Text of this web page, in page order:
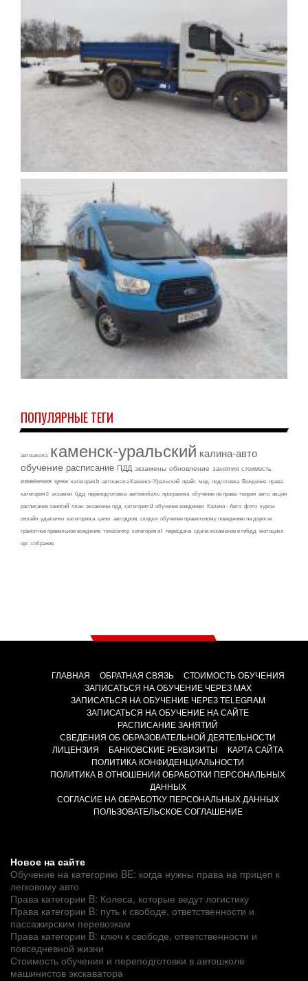
ПОПУЛЯРНЫЕ ТЕГИ
автошкола каменск-уральский калина-авто
обучение расписание ПДД экзамены обновление занятия стоимость
изменения цена категория b автошкола Каменск-Уральский прайс мед. подготовка Вождение права
категория c экзамен бдд переподготовка автомобиль программа обучение на права теория авто акция
расписание занятий план экзамены пдд категория d обучение вождению Калина - Авто фото курсы
онлайн удаленно категория а цены автодром скидки обучение правильному поведению на дорогах
грамотное правильное вождение техосмотр категория а1 пересдача сдача экзаменов в гибдд мотоцикл
орг. собрание
ГЛАВНАЯ ОБРАТНАЯ СВЯЗЬ
СТОИМОСТЬ ОБУЧЕНИЯ
ЗАПИСАТЬСЯ НА ОБУЧЕНИЕ ЧЕРЕЗ MAX
ЗАПИСАТЬСЯ НА ОБУЧЕНИЕ ЧЕРЕЗ TELEGRAM
ЗАПИСАТЬСЯ НА ОБУЧЕНИЕ НА САЙТЕ
РАСПИСАНИЕ ЗАНЯТИЙ
СВЕДЕНИЯ ОБ ОБРАЗОВАТЕЛЬНОЙ ДЕЯТЕЛЬНОСТИ
ЛИЦЕНЗИЯ
БАНКОВСКИЕ РЕКВИЗИТЫ
КАРТА САЙТА
ПОЛИТИКА КОНФИДЕНЦИАЛЬНОСТИ
ПОЛИТИКА В ОТНОШЕНИИ ОБРАБОТКИ ПЕРСОНАЛЬНЫХ
ДАННЫХ
СОГЛАСИЕ НА ОБРАБОТКУ ПЕРСОНАЛЬНЫХ ДАННЫХ
ПОЛЬЗОВАТЕЛЬСКОЕ СОГЛАШЕНИЕ
Новое на сайте
Обучение на категорию BE: когда нужны права на прицеп к
легковому авто
Права категории B: Колеса, которые ведут логистику
Права категории B: путь к свободе, ответственности и
пассажирским перевозкам
Права категории B: ключ к свободе, ответственности и
повседневной жизни
Стоимость обучения и переподготовки в автошколе
машинистов экскаватора